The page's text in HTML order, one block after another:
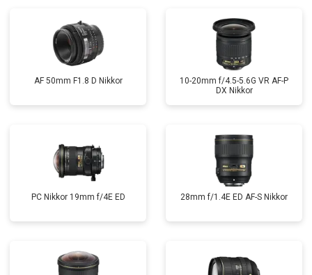
AF 50mm F1.8 D Nikkor
10-20mm f/4.5-5.6G VR AF-P
DX Nikkor
PC Nikkor 19mm f/4E ED 28mm f/1.4E ED AF-S Nikkor